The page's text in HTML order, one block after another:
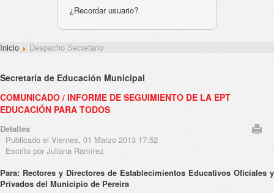
¿Recordar usuario?
Inicio Despacho Secretario
Secretaría de Educación Municipal
COMUNICADO / INFORME DE SEGUIMIENTO DE LA EPT
EDUCACIÓN PARA TODOS
Detalles
Publicado el Viernes, 01 Marzo 2013 17:52
Escrito por Juliana Ramírez
Para: Rectores y Directores de Establecimientos Educativos Oficiales y
Privados del Municipio de Pereira